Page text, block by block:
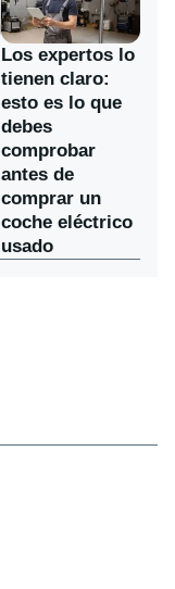
Los expertos lo
tienen claro:
esto es lo que
debes
comprobar
antes de
comprar un
coche eléctrico
usado